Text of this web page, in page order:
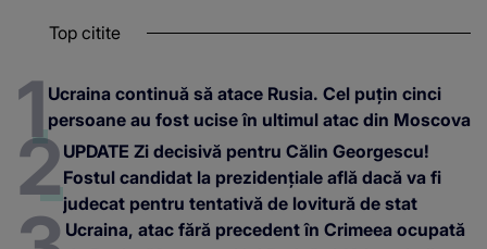
Top citite
Ucraina continuă să atace Rusia. Cel puțin cinci
persoane au fost ucise în ultimul atac din Moscova
UPDATE Zi decisivă pentru Călin Georgescu!
Fostul candidat la prezidențiale află dacă va fi
judecat pentru tentativă de lovitură de stat
Ucraina, atac fără precedent în Crimeea ocupată